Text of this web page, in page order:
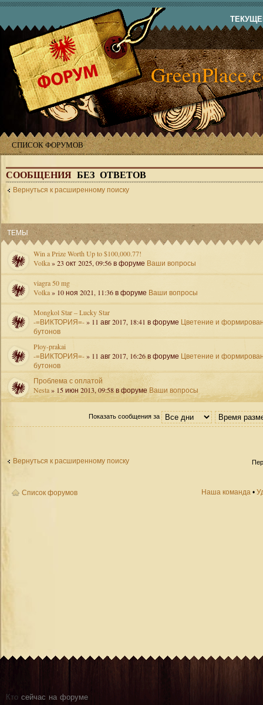
СПИСОК ФОРУМОВ
СООБЩЕНИЯ БЕЗ ОТВЕТОВ
Вернуться к расширенному поиску
ТЕМЫ
Win a Prize Worth Up to $100,000.77!
Volka» 23 окт 2025, 09:56 в форуме Ваши вопросы
viagra 50 mg
Volka» 10 ноя 2021, 11:36 в форуме Ваши вопросы
Mongkol Star – Lucky Star
-=ВИКТОРИЯ=-» 11 авг 2017, 18:41 в форуме Цветение и
бутонов
Ploy-prakai
-=ВИКТОРИЯ=-» 11 авг 2017, 16:26 в форуме Цветение и
бутонов
Проблема с оплатой
Nesta» 15 июн 2013, 09:58 в форуме Ваши вопросы
Показать сообщения за
Вернуться к расширенному поиску
Список форумов Наша команда •
Кто сейчас на форуме